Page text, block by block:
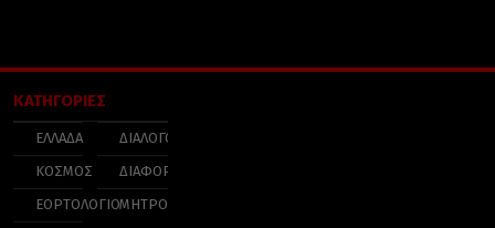
ΚΑΤΗΓΟΡΙΕΣ
ΕΛΛΑΔΑ
ΚΟΣΜΟΣ
ΕΟΡΤΟΛΟΓΙΟ
ΔΙΑΛΟΓΟΣ
ΔΙΑΦΟΡΑ
ΜΗΤΡΟΠΟΛΕΙΣ